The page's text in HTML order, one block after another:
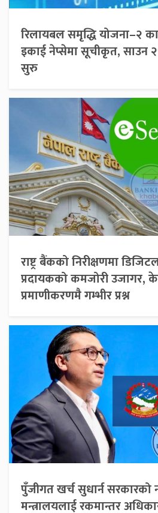
रिलायबल समृद्धि योजना–२
इकाई नेप्सेमा सूचीकृत, साउन
सुरु
राष्ट्र बैंकको निरीक्षणमा
प्रदायकको कमजोरी उजागर,
प्रमाणीकरणमै गम्भीर प्रश्न
पुँजीगत खर्च सुधार्न सरकारको
मन्त्रालयलाई रकमान्तर